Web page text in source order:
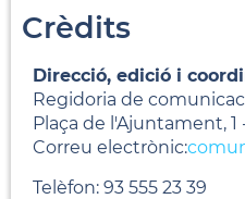
Crèdits
Direcció, edició i
Regidoria de
Plaça de l'Ajuntament, 1
Correu electrònic:
Telèfon: 93 555 23 39